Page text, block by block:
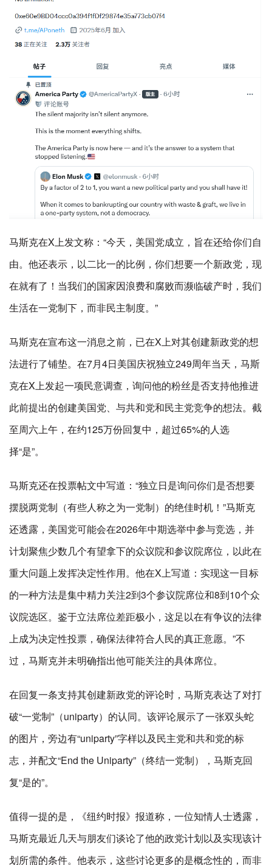
马斯克在X上发文称：“今天，美国党成立，旨在还给你们自
由。他还表示，以二比一的比例，你们想要一个新政党，现
在就有了！当我们的国家因浪费和腐败而濒临破产时，我们
生活在一党制下，而非民主制度。”
马斯克在宣布这一消息之前，已在X上对其创建新政党的想
法进行了铺垫。在7月4日美国庆祝独立249周年当天，马斯
克在X上发起一项民意调查，询问他的粉丝是否支持他推进
此前提出的创建美国党、与共和党和民主党竞争的想法。截
至周六上午，在约125万份回复中，超过65%的人选
择“是”。
马斯克还在投票帖文中写道：“独立日是询问你们是否想要
摆脱两党制（有些人称之为一党制）的绝佳时机！”马斯克
还透露，美国党可能会在2026年中期选举中参与竞选，并
计划聚焦少数几个有望拿下的众议院和参议院席位，以此在
重大问题上发挥决定性作用。他在X上写道：实现这一目标
的一种方法是集中精力关注2到3个参议院席位和8到10个众
议院选区。鉴于立法席位差距极小，这足以在有争议的法律
上成为决定性投票，确保法律符合人民的真正意愿。”不
过，马斯克并未明确指出他可能关注的具体席位。
在回复一条支持其创建新政党的评论时，马斯克表达了对打
破“一党制”（uniparty）的认同。该评论展示了一张双头蛇
的图片，旁边有“uniparty”字样以及民主党和共和党的标
志，并配文“End the Uniparty”（终结一党制），马斯克回
复“是的”。
值得一提的是，《纽约时报》报道称，一位知情人士透露，
马斯克最近几天与朋友们谈论了他的政党计划以及实现该计
划所需的条件。他表示，这些讨论更多的是概念性的，而非